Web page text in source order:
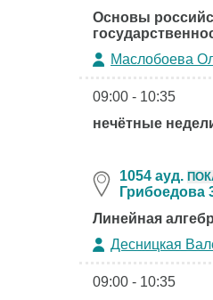
Основы
Маслобоева
09:00 - 10:35
нечётные
1054 ауд.
Грибоедова
Линейная
Десницкая
09:00 - 10:35